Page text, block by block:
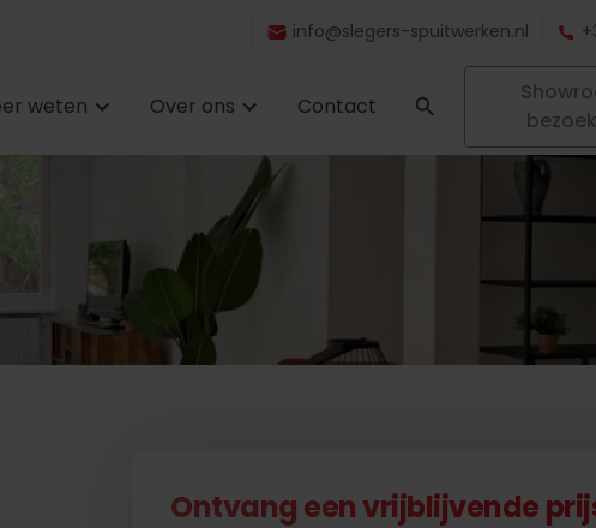
info@slegers-spuitwerken.nl
weten Over ons Contact
Ontvang een vrijblijvende